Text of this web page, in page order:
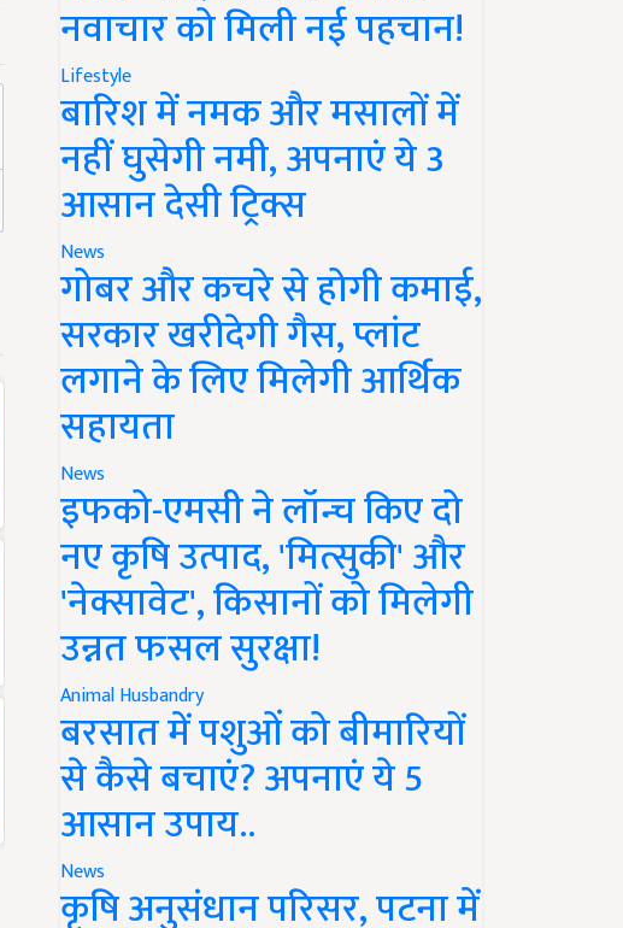
नवाचार को मिली नई पहचान!
Lifestyle
बारिश में नमक और मसालों में
नहीं घुसेगी नमी, अपनाएं ये 3
आसान देसी ट्रिक्स
News
गोबर और कचरे से होगी कमाई,
सरकार खरीदेगी गैस, प्लांट
लगाने के लिए मिलेगी आर्थिक
सहायता
News
इफको-एमसी ने लॉन्च किए दो
नए कृषि उत्पाद, 'मित्सुकी' और
'नेक्सावेट', किसानों को मिलेगी
उन्नत फसल सुरक्षा!
Animal Husbandry
बरसात में पशुओं को बीमारियों
से कैसे बचाएं? अपनाएं ये 5
आसान उपाय..
News
कृषि अनुसंधान परिसर, पटना में